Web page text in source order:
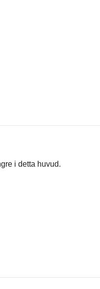
i detta huvud.